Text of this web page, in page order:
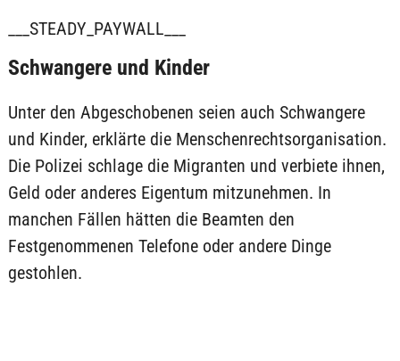
___STEADY_PAYWALL___
Schwangere und Kinder
Unter den Abgeschobenen seien auch Schwangere
und Kinder, erklärte die Menschenrechtsorganisation.
Die Polizei schlage die Migranten und verbiete ihnen,
Geld oder anderes Eigentum mitzunehmen. In
manchen Fällen hätten die Beamten den
Festgenommenen Telefone oder andere Dinge
gestohlen.